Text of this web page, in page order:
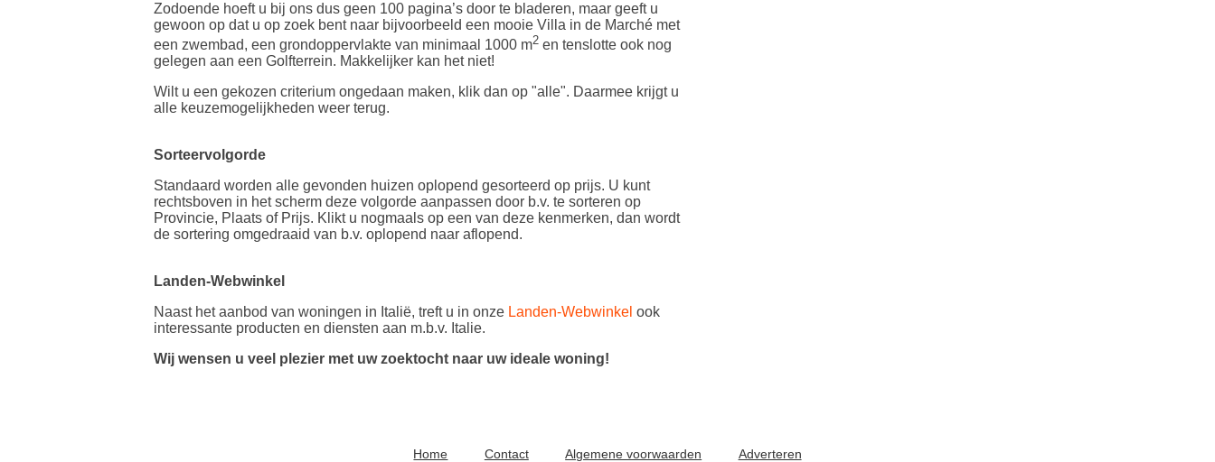
Zodoende hoeft u bij ons dus geen 100 pagina’s door te bladeren, maar geeft u
gewoon op dat u op zoek bent naar bijvoorbeeld een mooie Villa in de Marché met
een zwembad, een grondoppervlakte van minimaal 1000 m2 en tenslotte ook nog
gelegen aan een Golfterrein. Makkelijker kan het niet!
Wilt u een gekozen criterium ongedaan maken, klik dan op "alle". Daarmee krijgt u
alle keuzemogelijkheden weer terug.
Sorteervolgorde
Standaard worden alle gevonden huizen oplopend gesorteerd op prijs. U kunt
rechtsboven in het scherm deze volgorde aanpassen door b.v. te sorteren op
Provincie, Plaats of Prijs. Klikt u nogmaals op een van deze kenmerken, dan wordt
de sortering omgedraaid van b.v. oplopend naar aflopend.
Landen-Webwinkel
Naast het aanbod van woningen in Italië, treft u in onze Landen-Webwinkel ook
interessante producten en diensten aan m.b.v. Italie.
Wij wensen u veel plezier met uw zoektocht naar uw ideale woning!
Home Contact Algemene voorwaarden Adverteren